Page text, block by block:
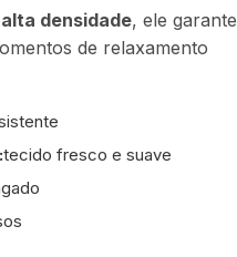
densidade, ele garante
de relaxamento
tecido fresco e suave